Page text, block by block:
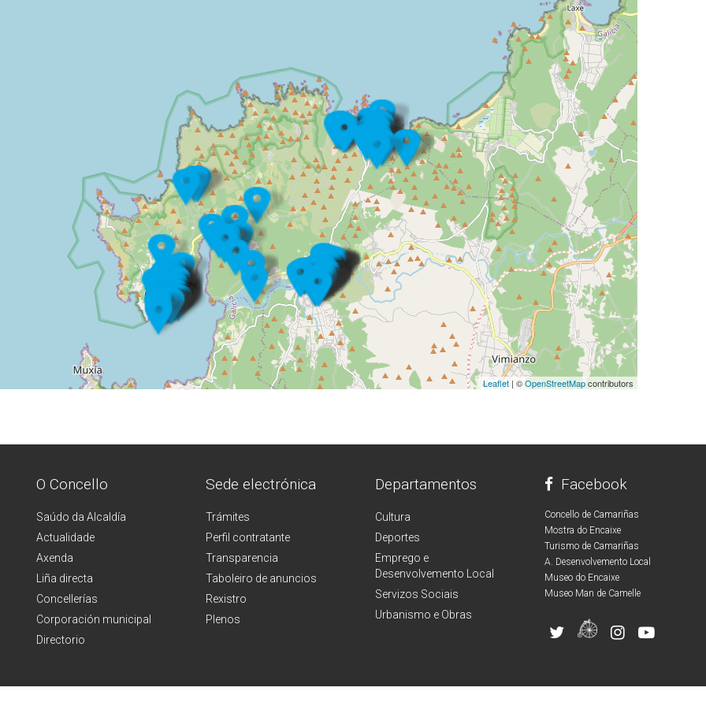
Leaflet | ©OpenStreetMapcontributors
O Concello
Saúdo da Alcaldía
Actualidade
Axenda
Liña directa
Concellerías
Corporación municipal
Directorio
Sede electrónica
Trámites
Perfil contratante
Transparencia
Taboleiro de anuncios
Rexistro
Plenos
Departamentos
Cultura
Deportes
Emprego e
Desenvolvemento Local
Servizos Sociais
Urbanismo e Obras
Facebook
Concello de Camariñas
Mostra do Encaixe
Turismo de Camariñas
A. Desenvolvemento Local
Museo do Encaixe
Museo Man de Camelle